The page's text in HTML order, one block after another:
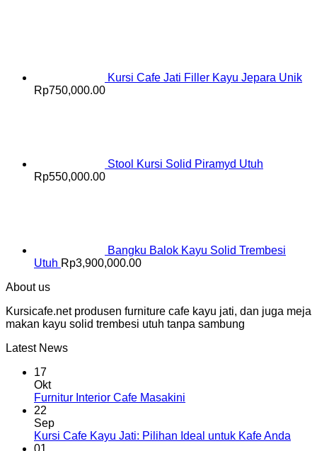
Kursi Cafe Jati Filler Kayu Jepara Unik
Rp750,000.00
Stool Kursi Solid Piramyd Utuh
Rp550,000.00
Bangku Balok Kayu Solid Trembesi
Utuh Rp3,900,000.00
About us
Kursicafe.net produsen furniture cafe kayu jati, dan juga meja
makan kayu solid trembesi utuh tanpa sambung
Latest News
17
Okt
Furnitur Interior Cafe Masakini
22
Sep
Kursi Cafe Kayu Jati: Pilihan Ideal untuk Kafe Anda